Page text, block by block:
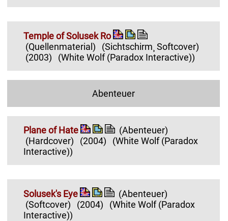
Temple of Solusek Ro
(Quellenmaterial)
(Sichtschirm¸ Softcover)
(2003)
(White Wolf (Paradox Interactive))
Abenteuer
Plane of Hate
(Abenteuer)
(Hardcover)
(2004)
(White Wolf (Paradox
Interactive))
Solusek's Eye
(Abenteuer)
(Softcover)
(2004)
(White Wolf (Paradox
Interactive))